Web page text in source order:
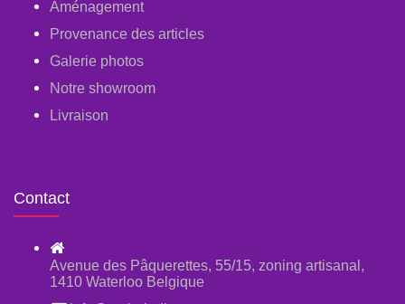
Aménagement
Provenance des articles
Galerie photos
Notre showroom
Livraison
Contact
Avenue des Pâquerettes, 55/15, zoning artisanal,
1410 Waterloo Belgique